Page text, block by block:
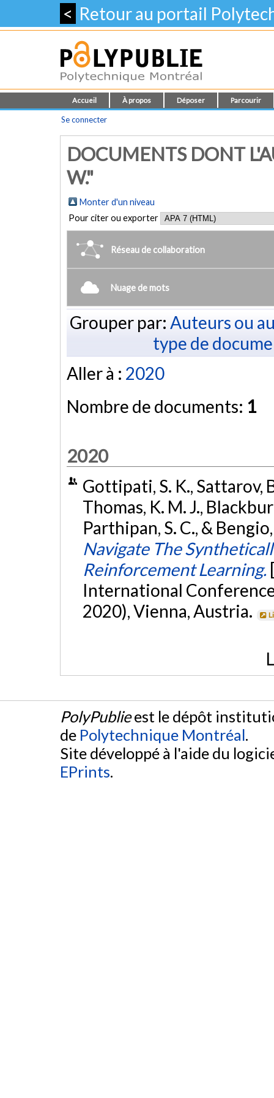
< Retour au portail
Accueil À propos Déposer Parcourir
Se connecter
DOCUMENTS DONT
W."
Monter d'un niveau
Pour citer ou exporter
Réseau de collaboration
Nuage de mots
Grouper par: Auteurs ou
type de
Aller à : 2020
Nombre de documents: 1
2020
Gottipati, S. K., Sattarov,
Thomas, K. M. J.,
Parthipan, S. C., &
Navigate The
Reinforcement Learning.
International
2020), Vienna, Austria.
PolyPublieest le dépôt
de Polytechnique Montréal.
Site développé à l'aide du
EPrints.